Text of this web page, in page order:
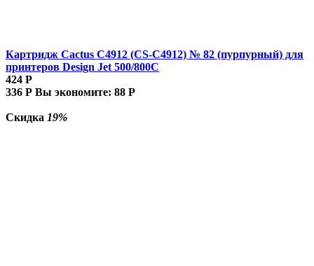
Картридж Cactus C4912 (CS-C4912) № 82 (пурпурный) для
принтеров Design Jet 500/800C
424 Р
336 Р Вы экономите: 88 Р
Скидка 19%